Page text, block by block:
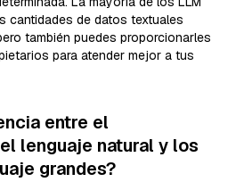
cantidades de datos textuales
también puedes proporcionarles
para atender mejor a tus
entre el
lenguaje natural y los
grandes?